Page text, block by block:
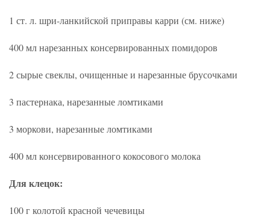
1 ст. л. шри-ланкийской приправы карри (см. ниже)
400 мл нарезанных консервированных помидоров
2 сырые свеклы, очищенные и нарезанные брусочками
3 пастернака, нарезанные ломтиками
3 моркови, нарезанные ломтиками
400 мл консервированного кокосового молока
Для клецок:
100 г колотой красной чечевицы